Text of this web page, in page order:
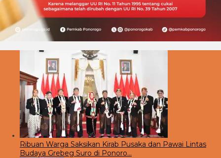
Ribuan Warga Saksikan Kirab Pusaka dan Pawai Lintas
Budaya Grebeg Suro di Ponoro…